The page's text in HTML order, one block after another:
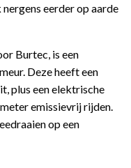
eerder op aarde
Burtec, is een
Deze heeft een
plus een elektrische
emissievrij rijden.
op een